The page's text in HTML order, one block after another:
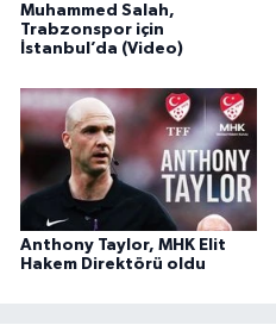
Muhammed Salah,
Trabzonspor için
İstanbul’da (Video)
Anthony Taylor, MHK Elit
Hakem Direktörü oldu